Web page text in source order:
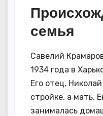
семья
Савелий
1934 года в
Его отец,
стройке, а мать,
занималась